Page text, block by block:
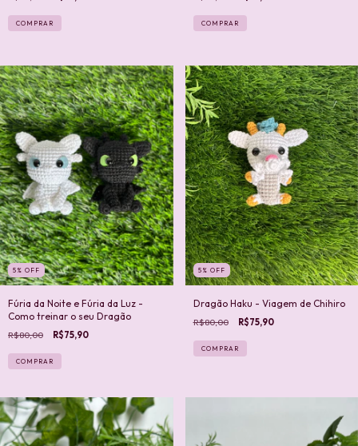
COMPRAR
5 % OFF
Fúria da Noite e Fúria da Luz -
Como treinar o seu Dragão
R$80,00 R$75,90
COMPRAR
5 % OFF
Dragão Haku - Viagem de Chihiro
R$80,00 R$75,90